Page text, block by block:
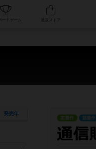
人気ボードゲーム
発売年
。マニュアルを読む時間や参加